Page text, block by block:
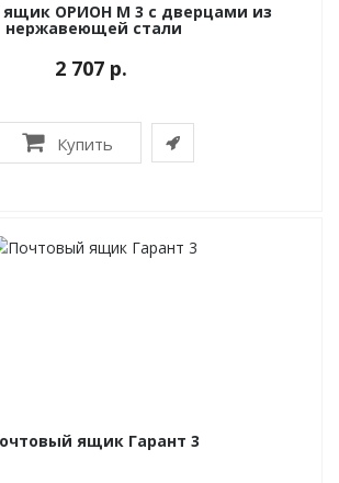
ящик ОРИОН М 3 с дверцами из
нержавеющей стали
2 707 р.
Купить
ящик Гарант 3